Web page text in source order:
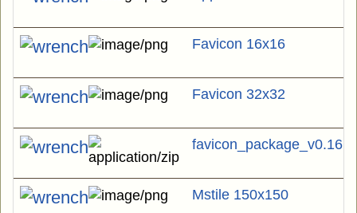
Favicon 16x16
Favicon 32x32
Mstile 150x150